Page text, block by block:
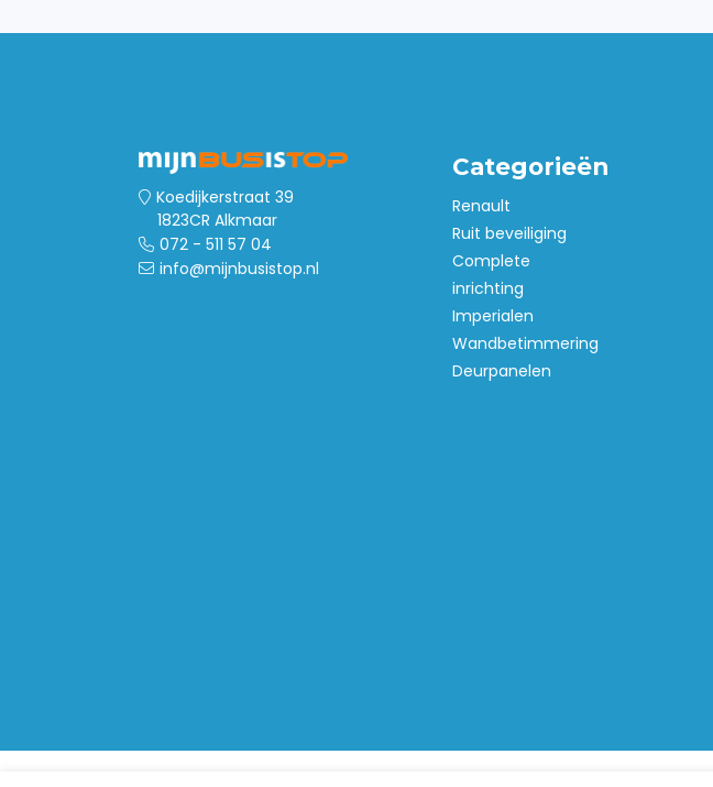
Koedijkerstraat 39
1823CR Alkmaar
072 - 511 57 04
info@mijnbusistop.nl
Categorieën
Renault
Ruit beveiliging
Complete
inrichting
Imperialen
Wandbetimmering
Deurpanelen